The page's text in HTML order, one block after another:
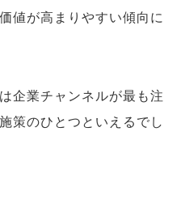
値が高まりやすい傾向に
企業チャンネルが最も注
策のひとつといえるでし